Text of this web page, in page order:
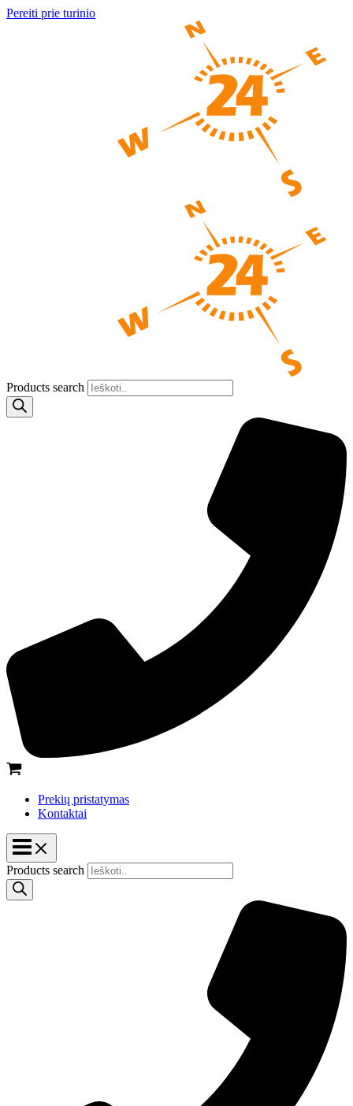
Pereiti prie turinio
Products search
Prekių pristatymas
Kontaktai
Products search